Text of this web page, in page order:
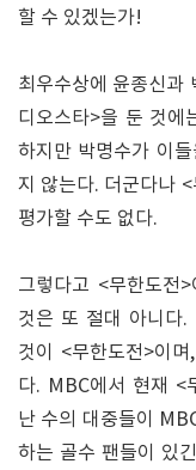
할 수 있겠는가!
최우수상에 윤종신과
디오스타>을 둔 것에
하지만 박명수가 이
지 않는다. 더군다나
평가할 수도 없다.
그렇다고 <무한도전
것은 또 절대 아니다.
것이 <무한도전>이
다. MBC에서 현재 <
난 수의 대중들이
하는 골수 팬들이 있